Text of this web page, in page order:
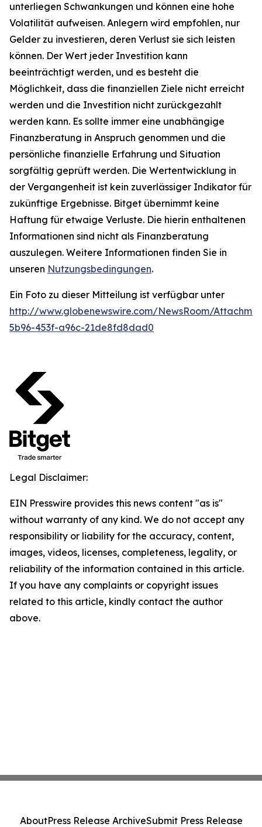
unterliegen Schwankungen und können eine hohe
Volatilität aufweisen. Anlegern wird empfohlen, nur
Gelder zu investieren, deren Verlust sie sich leisten
können. Der Wert jeder Investition kann
beeinträchtigt werden, und es besteht die
Möglichkeit, dass die finanziellen Ziele nicht erreicht
werden und die Investition nicht zurückgezahlt
werden kann. Es sollte immer eine unabhängige
Finanzberatung in Anspruch genommen und die
persönliche finanzielle Erfahrung und Situation
sorgfältig geprüft werden. Die Wertentwicklung in
der Vergangenheit ist kein zuverlässiger Indikator für
zukünftige Ergebnisse. Bitget übernimmt keine
Haftung für etwaige Verluste. Die hierin enthaltenen
Informationen sind nicht als Finanzberatung
auszulegen. Weitere Informationen finden Sie in
unseren Nutzungsbedingungen.
Ein Foto zu dieser Mitteilung ist verfügbar unter
http://www.globenewswire.com/NewsRoom/
5b96-453f-a96c-21de8fd8dad0
Legal Disclaimer:
EIN Presswire provides this news content "as is"
without warranty of any kind. We do not accept any
responsibility or liability for the accuracy, content,
images, videos, licenses, completeness, legality, or
reliability of the information contained in this article.
If you have any complaints or copyright issues
related to this article, kindly contact the author
above.
AboutPress Release ArchiveSubmit Press Release